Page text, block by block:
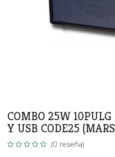
COMBO 25W
Y USB CODE25
(0 reseña)